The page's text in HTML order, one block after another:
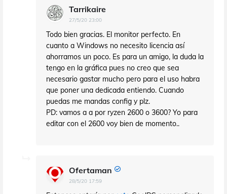
Tarrikaire
27/5/20 23:00
Todo bien gracias. El monitor perfecto. En
cuanto a Windows no necesito licencia así
ahorramos un poco. Es para un amigo, la duda la
tengo en la gráfica pues no creo que sea
necesario gastar mucho pero para el uso habra
que poner una dedicada entiendo. Cuando
puedas me mandas config y plz.
PD: vamos a a por ryzen 2600 o 3600? Yo para
editar con el 2600 voy bien de momento..
Ofertaman
28/5/20 17:59